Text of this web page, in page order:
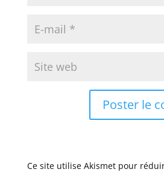
Ce site utilise Akismet pour